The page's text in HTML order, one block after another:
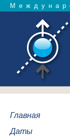
Главная
Даты